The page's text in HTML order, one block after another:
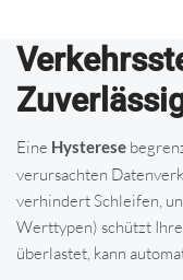
Eine Hysterese
verursachten
verhindert Schleifen,
Werttypen) schützt
überlastet, kann